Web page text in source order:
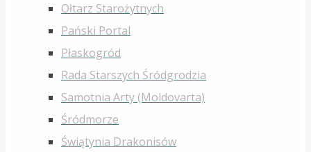
Ołtarz Starożytnych
Pański Portal
Płaskogród
Rada Starszych Śródgrodzia
Samotnia Arty (Moldovarta)
Śródmorze
Świątynia Drakonisów